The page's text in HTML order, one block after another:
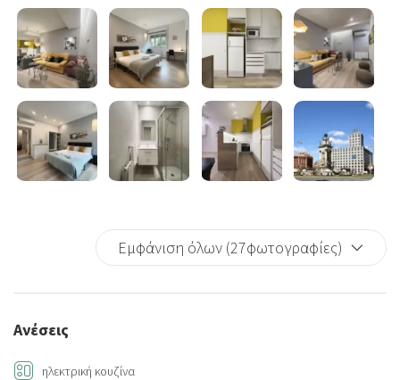
Εμφάνιση όλων (27φωτογραφίες)
Ανέσεις
ηλεκτρική κουζίνα